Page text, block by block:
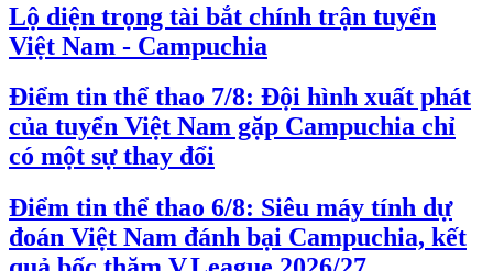
Lộ diện trọng tài bắt chính trận tuyển
Việt Nam - Campuchia
Điểm tin thể thao 7/8: Đội hình xuất phát
của tuyển Việt Nam gặp Campuchia chỉ
có một sự thay đổi
Điểm tin thể thao 6/8: Siêu máy tính dự
đoán Việt Nam đánh bại Campuchia, kết